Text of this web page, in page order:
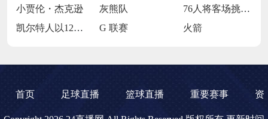
小贾伦・杰克逊
灰熊队
76人将客场挑战魔术
凯尔特人以120-119战胜鹈鹕
G 联赛 火箭
首页 足球直播 篮球直播 重要赛事 资